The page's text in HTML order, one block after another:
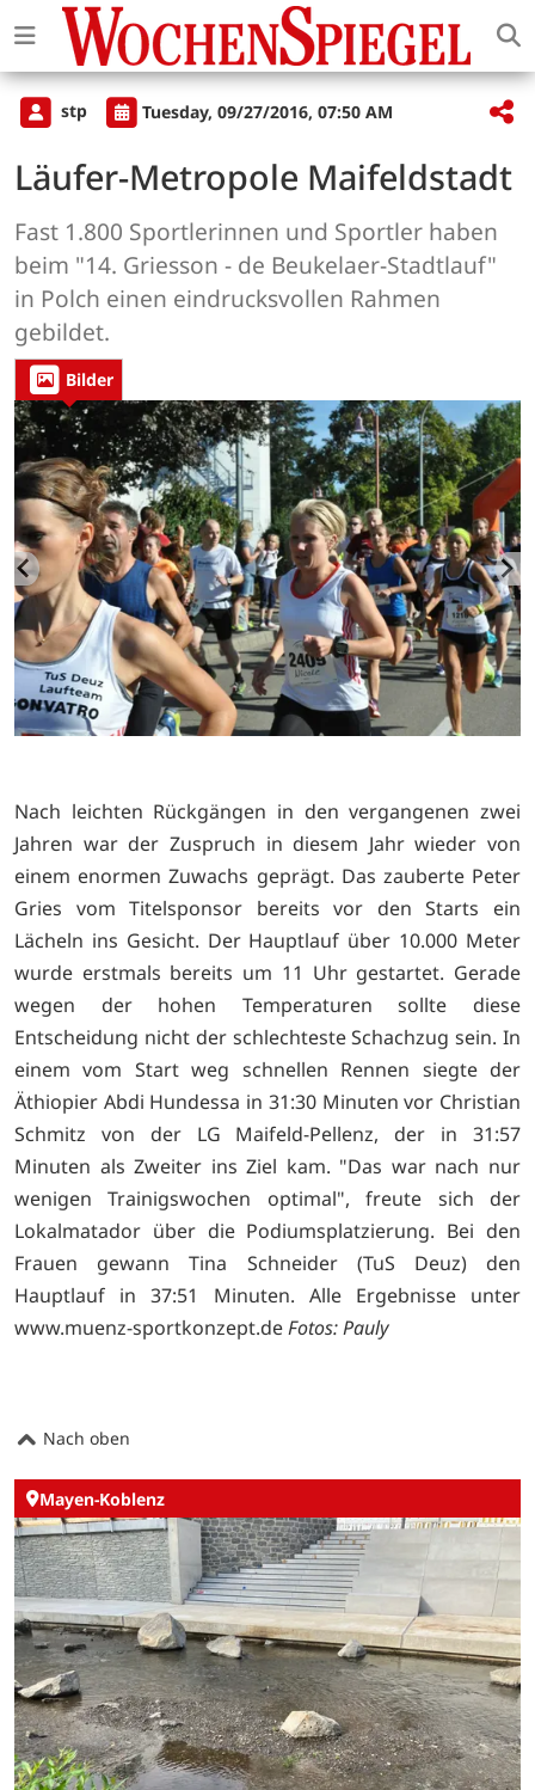
stp Tuesday, 09/27/2016, 07:50 AM
Läufer-Metropole Maifeldstadt
Fast 1.800 Sportlerinnen und Sportler haben
beim "14. Griesson - de Beukelaer-Stadtlauf"
in Polch einen eindrucksvollen Rahmen
gebildet.
Bilder
Nach leichten Rückgängen in den vergangenen zwei
Jahren war der Zuspruch in diesem Jahr wieder von
einem enormen Zuwachs geprägt. Das zauberte Peter
Gries vom Titelsponsor bereits vor den Starts ein
Lächeln ins Gesicht. Der Hauptlauf über 10.000 Meter
wurde erstmals bereits um 11 Uhr gestartet. Gerade
wegen der hohen Temperaturen sollte diese
Entscheidung nicht der schlechteste Schachzug sein. In
einem vom Start weg schnellen Rennen siegte der
Äthiopier Abdi Hundessa in 31:30 Minuten vor Christian
Schmitz von der LG Maifeld-Pellenz, der in 31:57
Minuten als Zweiter ins Ziel kam. "Das war nach nur
wenigen Trainigswochen optimal", freute sich der
Lokalmatador über die Podiumsplatzierung. Bei den
Frauen gewann Tina Schneider (TuS Deuz) den
Hauptlauf in 37:51 Minuten. Alle Ergebnisse unter
www.muenz-sportkonzept.deFotos: Pauly
Nach oben
Mayen-Koblenz